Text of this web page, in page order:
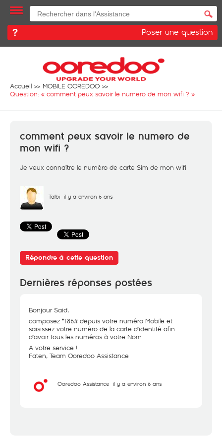
Poser une question
Accueil
MOBILE OOREDOO
Question: « comment peux savoir le numero de mon wifi ? »
comment peux savoir le numero de
mon wifi ?
Je veux connaître le numéro de carte Sim de mon wifi
Talbi il y a environ 6 ans
Répondre à cette question
Dernières réponses postées
Bonjour Said,
composez *186# depuis votre numéro Mobile et
saisissez votre numéro de la carte d'identité afin
d'avoir tous les numéros à votre Nom
A votre service !
Faten, Team Ooredoo Assistance
Ooredoo Assistance il y a environ 6 ans